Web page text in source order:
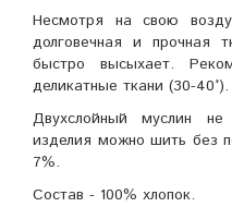
Несмотря на свою
долговечная и прочная
быстро высыхает.
деликатные ткани (30-40°).
Двухслойный муслин
изделия можно шить без
7%.
Состав - 100% хлопок.